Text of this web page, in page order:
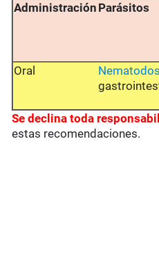
Administración Parásitos
Oral
Nematodos
Se declina toda
estas recomendaciones.